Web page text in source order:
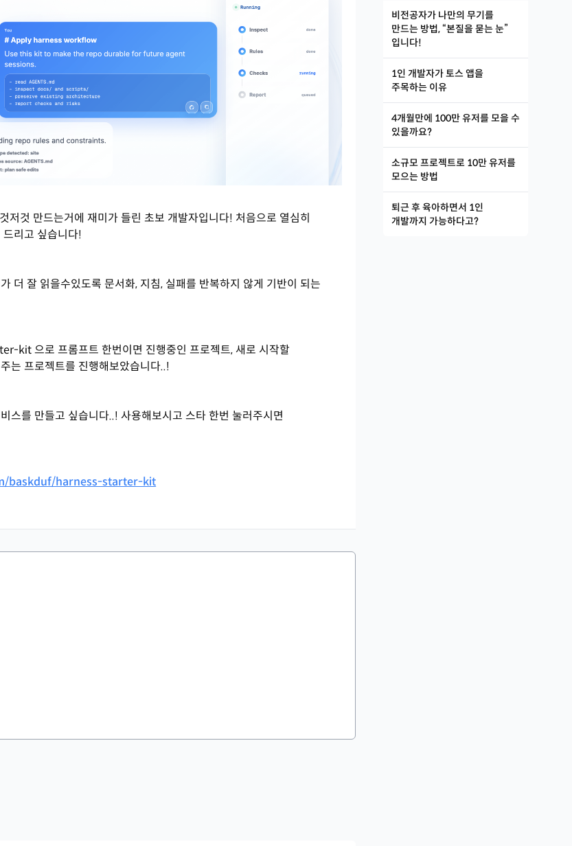
저것 만드는거에 재미가 들린 초보 개발자입니다! 처음으로 열심히
리고 싶습니다!
더 잘 읽을수있도록 문서화, 지침, 실패를 반복하지 않게 기반이 되는
kit 으로 프롬프트 한번이면 진행중인 프로젝트, 새로 시작할
는 프로젝트를 진행해보았습니다..!
스를 만들고 싶습니다..! 사용해보시고 스타 한번 눌러주시면
baskduf/harness-starter-kit
비전공자가 나만의 무기를
만드는 방법, “본질을 묻는 눈”
입니다!
1인 개발자가 토스 앱을
주목하는 이유
4개월만에 100만 유저를 모을 수
있을까요?
소규모 프로젝트로 10만 유저를
모으는 방법
퇴근 후 육아하면서 1인
개발까지 가능하다고?